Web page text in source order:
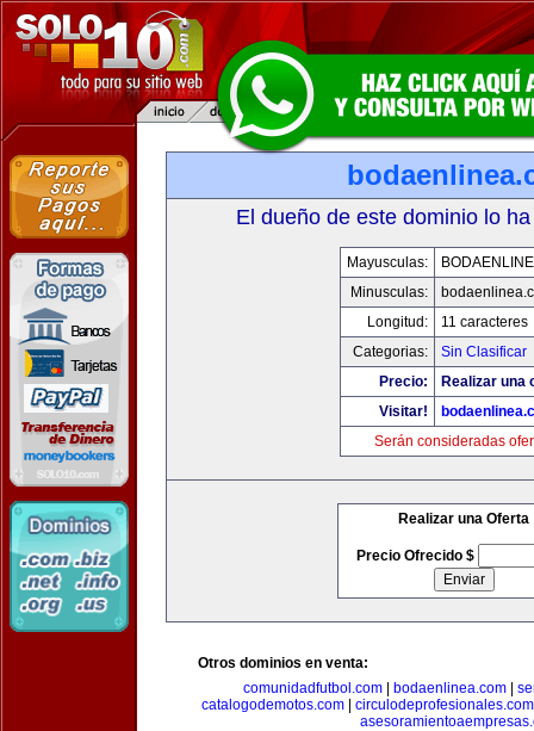
El dueño de este dominio lo
Mayusculas:
Minusculas:
Longitud:
11 caracteres
Categorias:
Sin Clasificar
Precio:
Realizar una
Visitar!
Serán consideradas
Realizar una Oferta
Precio Ofrecido $
Otros dominios en venta:
comunidadfutbol.com
bodaenlinea.com
catalogodemotos.com
circulodeprofesionales.com